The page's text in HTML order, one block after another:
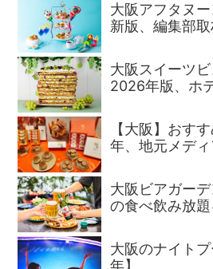
大阪アフタヌ
新版、編集部
大阪スイーツ
2026年版、ホ
【大阪】おす
年、地元メデ
大阪ビアガー
の食べ飲み放
大阪のナイト
年】